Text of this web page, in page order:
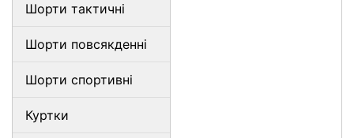
Шорти тактичні
Шорти повсякденні
Шорти спортивні
Куртки